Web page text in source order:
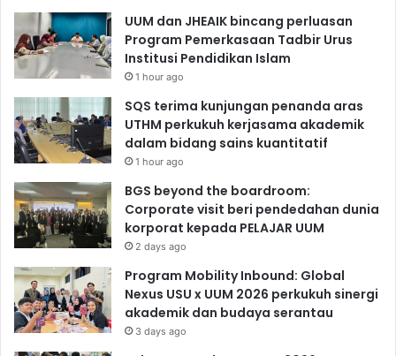
UUM dan JHEAIK bincang perluasan
Program Pemerkasaan Tadbir Urus
Institusi Pendidikan Islam
1 hour ago
SQS terima kunjungan penanda aras
UTHM perkukuh kerjasama akademik
dalam bidang sains kuantitatif
1 hour ago
BGS beyond the boardroom:
Corporate visit beri pendedahan dunia
korporat kepada PELAJAR UUM
2 days ago
Program Mobility Inbound: Global
Nexus USU x UUM 2026 perkukuh sinergi
akademik dan budaya serantau
3 days ago